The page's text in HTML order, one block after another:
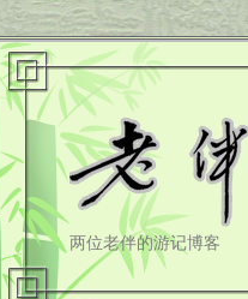
两位老伴的游记博客